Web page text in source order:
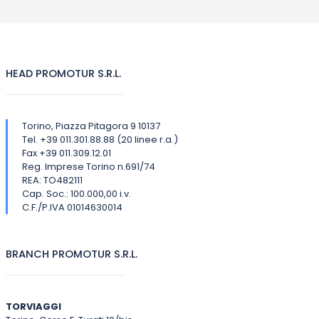
HEAD PROMOTUR S.R.L.
Torino, Piazza Pitagora 9 10137
Tel. +39 011.301.88.88 (20 linee r.a.)
Fax +39 011.309.12.01
Reg. Imprese Torino n.691/74
REA: TO482111
Cap. Soc.: 100.000,00 i.v.
C.F./P.IVA 01014630014
BRANCH PROMOTUR S.R.L.
TORVIAGGI